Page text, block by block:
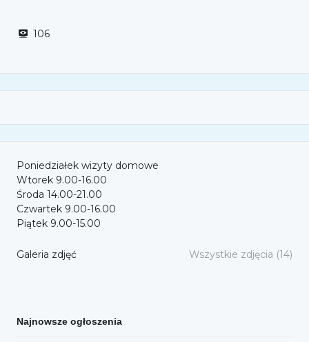
106
Poniedziałek wizyty domowe
Wtorek 9.00-16.00
Środa 14.00-21.00
Czwartek 9.00-16.00
Piątek 9.00-15.00
Galeria zdjęć Wszystkie zdjęcia (14)
Najnowsze ogłoszenia